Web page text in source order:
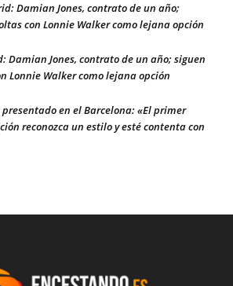
Damian Jones, contrato de un año;
con Lonnie Walker como lejana opción
Damian Jones, contrato de un año; siguen
Lonnie Walker como lejana opción
presentado en el Barcelona: «El primer
reconozca un estilo y esté contenta con